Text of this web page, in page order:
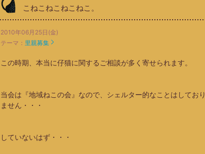
こねこねこねこねこ。
2010年06月25日(金)
テーマ： 里親募集
この時期、本当に仔猫に関するご相談が多く寄せられます。
当会は『地域ねこの会』なので、シェルター的なことはしており
ません・・・
していないはず・・・